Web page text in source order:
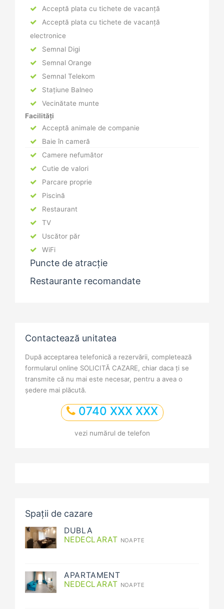
Acceptă plata cu tichete de vacanță
Acceptă plata cu tichete de vacanță
electronice
Semnal Digi
Semnal Orange
Semnal Telekom
Stațiune Balneo
Vecinătate munte
Facilități
Acceptă animale de companie
Baie în cameră
Camere nefumător
Cutie de valori
Parcare proprie
Piscină
Restaurant
TV
Uscător păr
WiFi
Puncte de atracție
Restaurante recomandate
Contactează unitatea
După acceptarea telefonică a rezervării, completează
formularul online SOLICITĂ CAZARE, chiar daca ți se
transmite că nu mai este necesar, pentru a avea o
ședere mai plăcută.
0740 XXX XXX
vezi numărul de telefon
Spații de cazare
DUBLA
NEDECLARAT NOAPTE
APARTAMENT
NEDECLARAT NOAPTE